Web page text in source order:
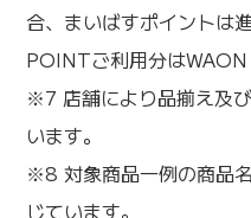
合、まいばすポイントは
POINTご利用分はWAON
※7 店舗により品揃え及
います。
※8 対象商品一例の商品
じています。